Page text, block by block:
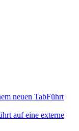
neuen TabFührt
auf eine externe